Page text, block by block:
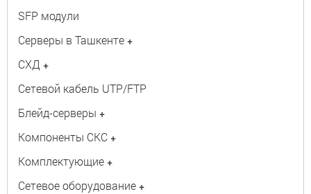
SFP модули
Серверы в Ташкенте +
СХД +
Сетевой кабель UTP/FTP
Блейд-серверы +
Компоненты СКС +
Комплектующие +
Сетевое оборудование +